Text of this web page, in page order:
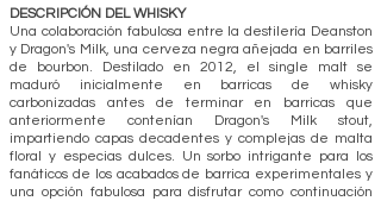
DESCRIPCIÓN DEL WHISKY
Una colaboración fabulosa entre la destilería Deanston
y Dragon's Milk, una cerveza negra añejada en barriles
de bourbon. Destilado en 2012, el single malt se
maduró inicialmente en barricas de whisky
carbonizadas antes de terminar en barricas que
anteriormente contenían Dragon's Milk stout,
impartiendo capas decadentes y complejas de malta
floral y especias dulces. Un sorbo intrigante para los
fanáticos de los acabados de barrica experimentales y
una opción fabulosa para disfrutar como continuación